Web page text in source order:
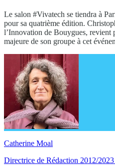
Le salon #Vivatech se tiendra à
pour sa quatrième édition.
l’Innovation de Bouygues, revient
majeure de son groupe à cet
Catherine Moal
Directrice de Rédaction 2012/